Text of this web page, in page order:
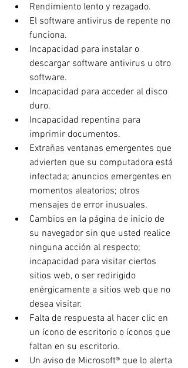
Rendimiento lento y rezagado.
El software antivirus de repente no
funciona.
Incapacidad para instalar o
descargar software antivirus u otro
software.
Incapacidad para acceder al disco
duro.
Incapacidad repentina para
imprimir documentos.
Extrañas ventanas emergentes que
advierten que su computadora está
infectada; anuncios emergentes en
momentos aleatorios; otros
mensajes de error inusuales.
Cambios en la página de inicio de
su navegador sin que usted realice
ninguna acción al respecto;
incapacidad para visitar ciertos
sitios web, o ser redirigido
enérgicamente a sitios web que no
desea visitar.
Falta de respuesta al hacer clic en
un ícono de escritorio o íconos que
faltan en su escritorio.
Un aviso de Microsoft® que lo alerta